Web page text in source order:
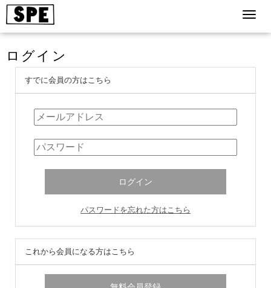
ログイン
すでに会員の方はこちら
パスワードを忘れた方はこちら
これから会員になる方はこちら